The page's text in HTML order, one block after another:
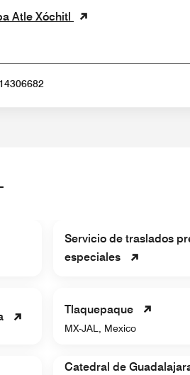
Atle Xóchitl
Servicio de traslados
especiales
Tlaquepaque
MX-JAL, Mexico
Catedral de